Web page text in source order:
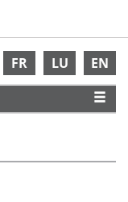
FR LU EN